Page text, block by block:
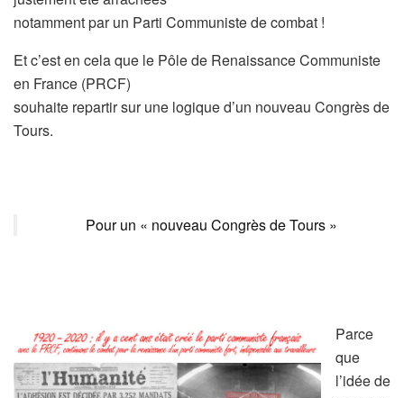
notamment par un Parti Communiste de combat !
Et c’est en cela que le Pôle de Renaissance Communiste
en France (PRCF)
souhaite repartir sur une logique d’un nouveau Congrès de
Tours.
Pour un « nouveau Congrès de Tours »
Parce
que
l’idée de